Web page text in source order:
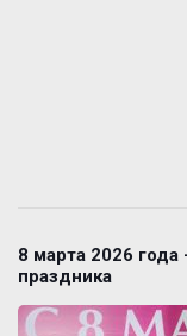
8 марта 2026
праздника